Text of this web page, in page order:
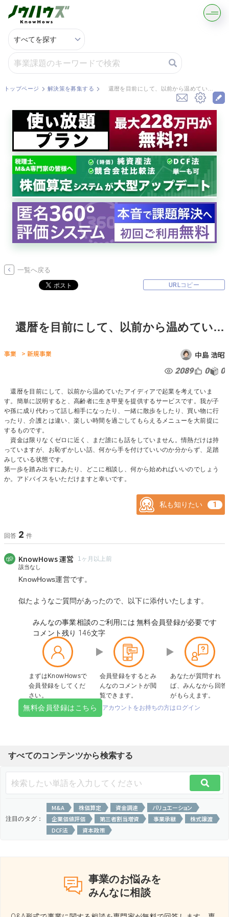
記事・コラムを読む
解決策を募集する
知識を買う／売る
契約書ひな型を探す
専門家に電話する
無料で株価を算定
資本政策を無料でお試し
無料でアンケート
トップページ 解決策を募集する
一覧へ戻る
URLコピー
還暦を目前にして、以前から温めていたアイディアで起業を考えています。簡単に説明すると、高齢者に生き甲斐を提供するサービスです。我が子や孫に成り代わって話し相手になったり、一緒に散歩をしたり、買い物に行ったり、介護とは違い、楽しい時間を過ごしてもらえるメニューを大前提にするものです。 資金は限りなくゼロに近く、まだ誰にも話をしていません。情熱だけは持っていますが、お恥ずかしい話、何から手を付けていいのか分からず、足踏みしている状態です。 第一歩を踏み出すにあたり、どこに相談し、何から始めればいいのでしょうか。アドバイスをいただけますと幸いです。
事業 > 新規事業 中島 浩昭
2089 0 0
還暦を目前にして、以前から温めていたアイディアで起業を考えていま
す。簡単に説明すると、高齢者に生き甲斐を提供するサービスです。我が子
や孫に成り代わって話し相手になったり、一緒に散歩をしたり、買い物に行
ったり、介護とは違い、楽しい時間を過ごしてもらえるメニューを大前提に
するものです。
資金は限りなくゼロに近く、まだ誰にも話をしていません。情熱だけは持
っていますが、お恥ずかしい話、何から手を付けていいのか分からず、足踏
みしている状態です。
第一歩を踏み出すにあたり、どこに相談し、何から始めればいいのでしょう
か。アドバイスをいただけますと幸いです。
私も知りたい
回答 2 件
KnowHows 運営 1ヶ月以上前
該当なし
KnowHows運営です。
似たようなご質問があったので、以下に添付いたします。
みんなの事業相談のご利用には 無料会員登録が必要です
コメント残り 146文字
まずはKnowHowsで
会員登録をしてくだ
さい。
会員登録をするとみ
んなのコメントが閲
覧できます。
あなたが質問すれ
ば、みんなから回答
がもらえます。
無料会員登録はこちら アカウントをお持ちの方はログイン
すべてのコンテンツから検索する
注目のタグ：
M&A 株価算定 資金調達
バリュエーション
企業価値評価
第三者割当増資 事業承継
株式譲渡
DCF法
資本政策
事業のお悩みを
みんなに相談